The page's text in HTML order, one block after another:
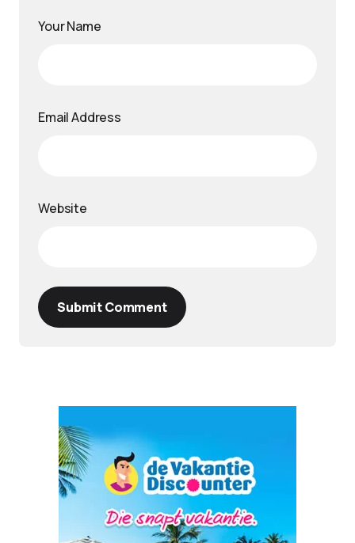
Your Name
Email Address
Website
Submit Comment